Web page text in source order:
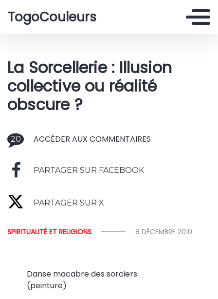
TogoCouleurs
La Sorcellerie : Illusion
collective ou réalité
obscure ?
20 ACCÉDER AUX COMMENTAIRES
PARTAGER SUR FACEBOOK
PARTAGER SUR X
SPIRITUALITÉ ET RELIGIONS 8 DÉCEMBRE 2010
Danse macabre des sorciers
(peinture)